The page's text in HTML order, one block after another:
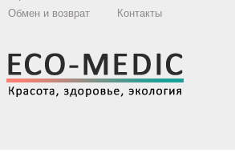
Обмен и возврат
Контакты